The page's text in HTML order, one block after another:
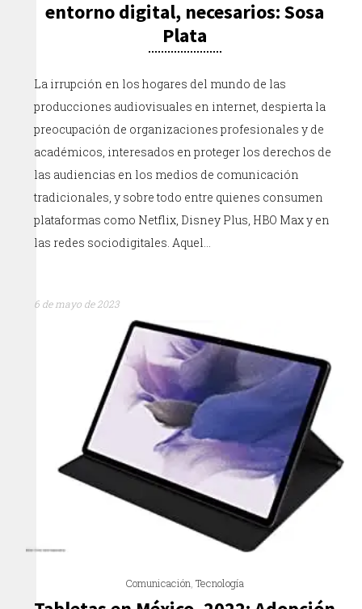
entorno digital, necesarios: Sosa
Plata
La irrupción en los hogares del mundo de las
producciones audiovisuales en internet, despierta la
preocupación de organizaciones profesionales y de
académicos, interesados en proteger los derechos de
las audiencias en los medios de comunicación
tradicionales, y sobre todo entre quienes consumen
plataformas como Netflix, Disney Plus, HBO Max y en
las redes sociodigitales. Aquel…
6 de mayo de 2023
Comunicación,Tecnología